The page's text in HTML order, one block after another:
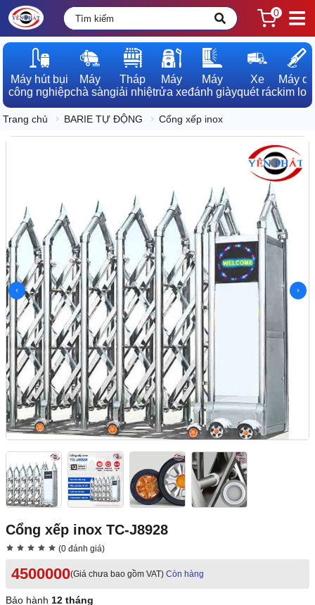
0
Máy hút bụi
công nghiệp
Máy
chà sàn
Tháp
giải nhiệt
Máy
rửa xe
Máy
đánh giày
Xe
quét rác
Máy dò
kim loại
Trang chủ BARIE TỰ ĐỘNG Cổng xếp inox
Cổng xếp inox TC-J8928
(0 đánh giá)
4500000(Giá chưa bao gồm VAT) Còn hàng
Bảo hành 12 tháng